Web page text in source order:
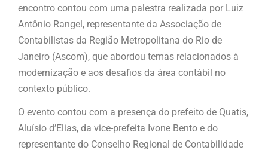
encontro contou com uma palestra realizada por Luiz
Antônio Rangel, representante da Associação de
Contabilistas da Região Metropolitana do Rio de
Janeiro (Ascom), que abordou temas relacionados à
modernização e aos desafios da área contábil no
contexto público.
O evento contou com a presença do prefeito de Quatis,
Aluísio d’Elias, da vice-prefeita Ivone Bento e do
representante do Conselho Regional de Contabilidade